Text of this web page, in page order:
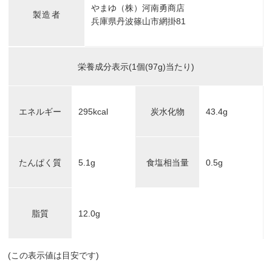
製造者
やまゆ（株）河南勇商店
兵庫県丹波篠山市網掛81
栄養成分表示(1個(97g)当たり)
エネルギー 295kcal 炭水化物 43.4g
たんぱく質 5.1g 食塩相当量 0.5g
脂質 12.0g
(この表示値は目安です)